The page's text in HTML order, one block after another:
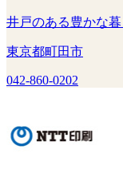
井戸のある豊かな
東京都町田市
042-860-0202